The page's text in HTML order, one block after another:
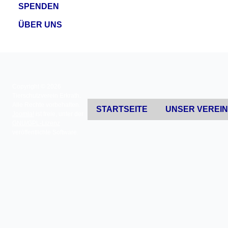
SPENDEN
ÜBER UNS
STARTSEITE UNSER VEREIN